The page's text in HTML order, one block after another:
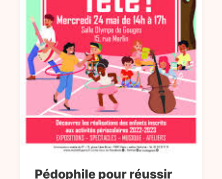
Pédophile pour réussir